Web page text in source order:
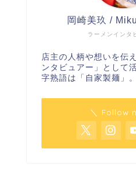
ラーメンインタ
岡崎美玖 /
店主の人柄や想いを伝
ンタビュアー」として
字熟語は「自家製麺」。
＼ Follow